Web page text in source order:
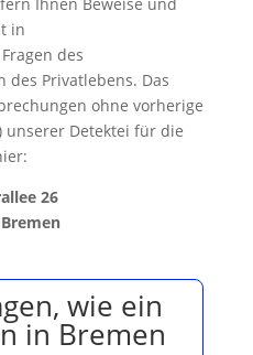
in
des
des Privatlebens. Das
ohne vorherige
Detektei für die
26
wie ein
in Bremen